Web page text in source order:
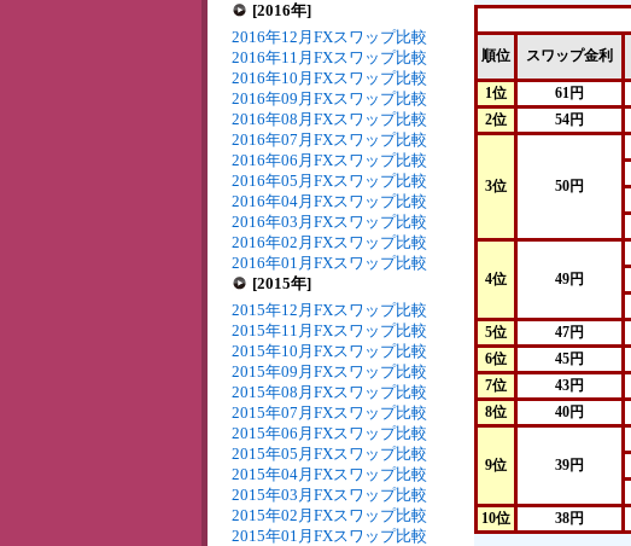
[2016年]
2016年12月FXスワップ比較
2016年11月FXスワップ比較
2016年10月FXスワップ比較
2016年09月FXスワップ比較
2016年08月FXスワップ比較
2016年07月FXスワップ比較
2016年06月FXスワップ比較
2016年05月FXスワップ比較
2016年04月FXスワップ比較
2016年03月FXスワップ比較
2016年02月FXスワップ比較
2016年01月FXスワップ比較
[2015年]
2015年12月FXスワップ比較
2015年11月FXスワップ比較
2015年10月FXスワップ比較
2015年09月FXスワップ比較
2015年08月FXスワップ比較
2015年07月FXスワップ比較
2015年06月FXスワップ比較
2015年05月FXスワップ比較
2015年04月FXスワップ比較
2015年03月FXスワップ比較
2015年02月FXスワップ比較
2015年01月FXスワップ比較
順位 スワップ金利
1位
61円
2位
54円
3位 50円
4位 49円
5位
47円
6位
45円
7位
43円
8位
40円
9位 39円
10位
38円